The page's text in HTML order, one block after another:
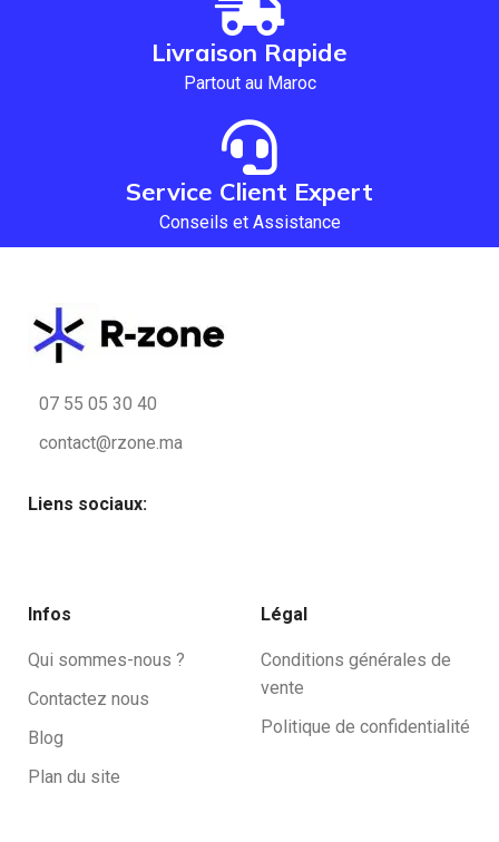
Livraison Rapide
Partout au Maroc
Service Client Expert
Conseils et Assistance
07 55 05 30 40
contact@rzone.ma
Liens sociaux:
Infos
Qui sommes-nous ?
Contactez nous
Blog
Plan du site
Légal
Conditions générales de
vente
Politique de confidentialité